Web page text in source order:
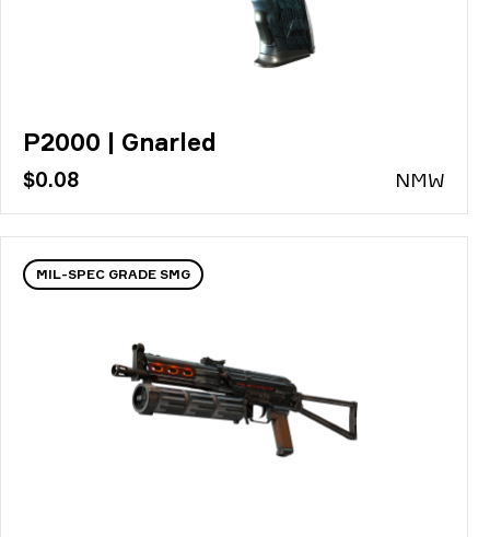
P2000 | Gnarled
$0.08 NMW
MIL-SPEC GRADE SMG